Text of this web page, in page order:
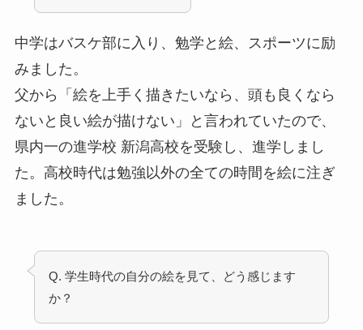
中学はバスケ部に入り、勉学と絵、スポーツに励
みました。
父から「絵を上手く描きたいなら、頭も良くなら
ないと良い絵が描けない」と言われていたので、
県内一の進学校 新潟高校を受験し、進学しまし
た。高校時代は勉強以外の全ての時間を絵に注ぎ
ました。
Q. 学生時代の自分の絵を見て、どう感じます
か？